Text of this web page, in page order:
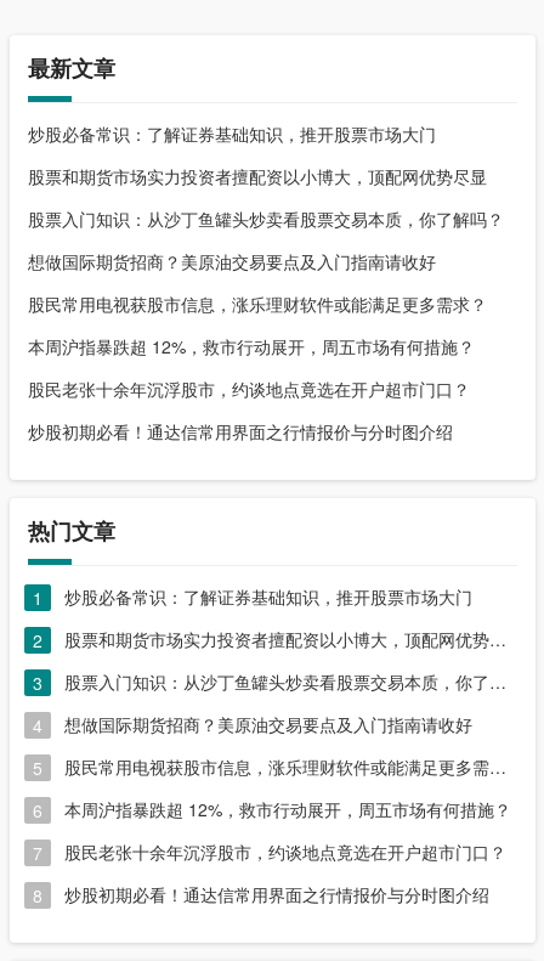
最新文章
炒股必备常识：了解证券基础知识，推开股票市场大门
股票和期货市场实力投资者擅配资以小博大，顶配网优势尽显
股票入门知识：从沙丁鱼罐头炒卖看股票交易本质，你了解吗？
想做国际期货招商？美原油交易要点及入门指南请收好
股民常用电视获股市信息，涨乐理财软件或能满足更多需求？
本周沪指暴跌超 12%，救市行动展开，周五市场有何措施？
股民老张十余年沉浮股市，约谈地点竟选在开户超市门口？
炒股初期必看！通达信常用界面之行情报价与分时图介绍
热门文章
1
炒股必备常识：了解证券基础知识，推开股票市场大门
2
股票和期货市场实力投资者擅配资以小博大，顶配网优势尽显
3
股票入门知识：从沙丁鱼罐头炒卖看股票交易本质，你了解吗？
4
想做国际期货招商？美原油交易要点及入门指南请收好
5
股民常用电视获股市信息，涨乐理财软件或能满足更多需求？
6
本周沪指暴跌超 12%，救市行动展开，周五市场有何措施？
7
股民老张十余年沉浮股市，约谈地点竟选在开户超市门口？
8
炒股初期必看！通达信常用界面之行情报价与分时图介绍